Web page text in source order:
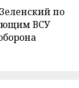
по
ВСУ